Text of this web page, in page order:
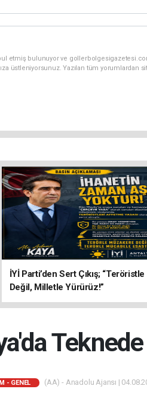
etmiş bulunuyor ve
üstleniyorsunuz. Yazılan tüm
İYİ Parti’den Sert Çıkış; “Teröristle
Değil, Milletle Yürürüz!”
- GENEL (AA) - Anadolu Ajansı |